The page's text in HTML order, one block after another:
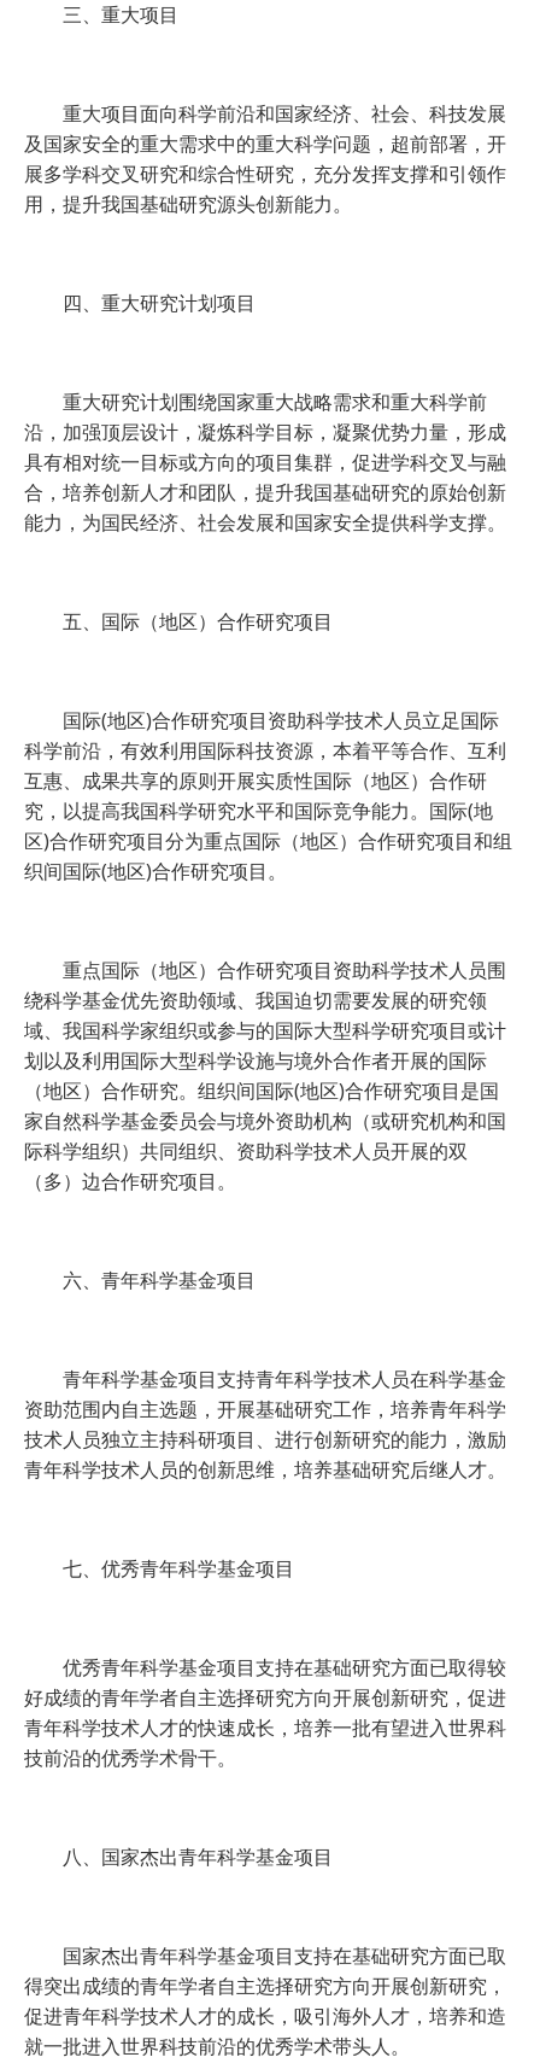
三、重大项目
重大项目面向科学前沿和国家经济、社会、科技发展
及国家安全的重大需求中的重大科学问题，超前部署，开
展多学科交叉研究和综合性研究，充分发挥支撑和引领作
用，提升我国基础研究源头创新能力。
四、重大研究计划项目
重大研究计划围绕国家重大战略需求和重大科学前
沿，加强顶层设计，凝炼科学目标，凝聚优势力量，形成
具有相对统一目标或方向的项目集群，促进学科交叉与融
合，培养创新人才和团队，提升我国基础研究的原始创新
能力，为国民经济、社会发展和国家安全提供科学支撑。
五、国际（地区）合作研究项目
国际(地区)合作研究项目资助科学技术人员立足国际
科学前沿，有效利用国际科技资源，本着平等合作、互利
互惠、成果共享的原则开展实质性国际（地区）合作研
究，以提高我国科学研究水平和国际竞争能力。国际(地
区)合作研究项目分为重点国际（地区）合作研究项目和组
织间国际(地区)合作研究项目。
重点国际（地区）合作研究项目资助科学技术人员围
绕科学基金优先资助领域、我国迫切需要发展的研究领
域、我国科学家组织或参与的国际大型科学研究项目或计
划以及利用国际大型科学设施与境外合作者开展的国际
（地区）合作研究。组织间国际(地区)合作研究项目是国
家自然科学基金委员会与境外资助机构（或研究机构和国
际科学组织）共同组织、资助科学技术人员开展的双
（多）边合作研究项目。
六、青年科学基金项目
青年科学基金项目支持青年科学技术人员在科学基金
资助范围内自主选题，开展基础研究工作，培养青年科学
技术人员独立主持科研项目、进行创新研究的能力，激励
青年科学技术人员的创新思维，培养基础研究后继人才。
七、优秀青年科学基金项目
优秀青年科学基金项目支持在基础研究方面已取得较
好成绩的青年学者自主选择研究方向开展创新研究，促进
青年科学技术人才的快速成长，培养一批有望进入世界科
技前沿的优秀学术骨干。
八、国家杰出青年科学基金项目
国家杰出青年科学基金项目支持在基础研究方面已取
得突出成绩的青年学者自主选择研究方向开展创新研究，
促进青年科学技术人才的成长，吸引海外人才，培养和造
就一批进入世界科技前沿的优秀学术带头人。